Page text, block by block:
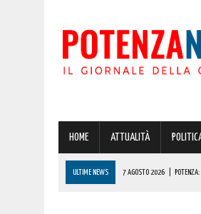
HOME ATTUALITÀ
ULTIME NEWS 7 AGOSTO 2026